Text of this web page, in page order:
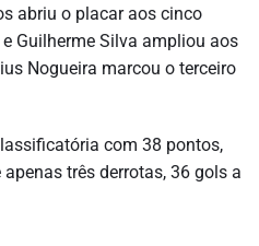
abriu o placar aos cinco
Guilherme Silva ampliou aos
Nogueira marcou o terceiro
com 38 pontos,
três derrotas, 36 gols a